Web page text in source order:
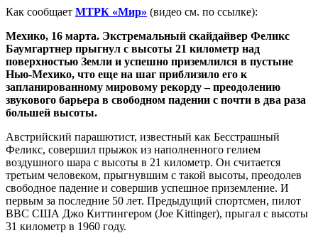
Как сообщает МТРК «Мир» (видео см. по ссылке):
Мехико, 16 марта. Экстремальный скайдайвер Феликс
Баумгартнер прыгнул с высоты 21 километр над
поверхностью Земли и успешно приземлился в пустыне
Нью-Мехико, что еще на шаг приблизило его к
запланированному мировому рекорду – преодолению
звукового барьера в свободном падении с почти в два раза
большей высоты.
Австрийский парашютист, известный как Бесстрашный
Феликс, совершил прыжок из наполненного гелием
воздушного шара с высоты в 21 километр. Он считается
третьим человеком, прыгнувшим с такой высоты, преодолев
свободное падение и совершив успешное приземление. И
первым за последние 50 лет. Предыдущий спортсмен, пилот
ВВС США Джо Киттингером (Joe Kittinger), прыгал с высоты
31 километр в 1960 году.